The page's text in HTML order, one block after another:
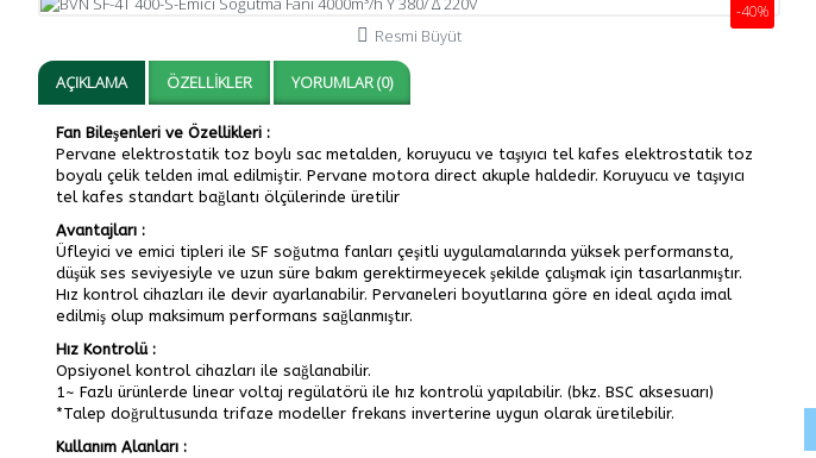
-40%
Resmi Büyüt
AÇIKLAMA ÖZELLIKLER YORUMLAR (0)
Fan Bileşenleri ve Özellikleri :
Pervane elektrostatik toz boylı sac metalden, koruyucu ve taşıyıcı tel kafes elektrostatik toz
boyalı çelik telden imal edilmiştir. Pervane motora direct akuple haldedir. Koruyucu ve taşıyıcı
tel kafes standart bağlantı ölçülerinde üretilir
Avantajları :
Üfleyici ve emici tipleri ile SF soğutma fanları çeşitli uygulamalarında yüksek performansta,
düşük ses seviyesiyle ve uzun süre bakım gerektirmeyecek şekilde çalışmak için tasarlanmıştır.
Hız kontrol cihazları ile devir ayarlanabilir. Pervaneleri boyutlarına göre en ideal açıda imal
edilmiş olup maksimum performans sağlanmıştır.
Hız Kontrolü :
Opsiyonel kontrol cihazları ile sağlanabilir.
1~ Fazlı ürünlerde linear voltaj regülatörü ile hız kontrolü yapılabilir. (bkz. BSC aksesuarı)
*Talep doğrultusunda trifaze modeller frekans inverterine uygun olarak üretilebilir.
Kullanım Alanları :